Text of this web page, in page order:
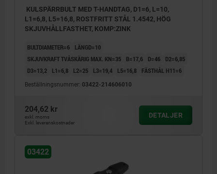
KULSPÄRRBULT MED T-HANDTAG, D1=6, L=10,
L1=6,8, L5=16,8, ROSTFRITT STÅL 1.4542, HÖG
SKJUVHÅLLFASTHET, KOMP:ZINK
BULTDIAMETER=6
LÄNGD=10
SKJUVKRAFT TVÅSKÄRIG MAX. KN=35
B=17,6 D=46
D2=6,85
D3=13,2
L1=6,8 L2=25 L3=19,4 L5=16,8 FÄSTHÅL H11=6
Beställningsnummer: 03422-214606010
204,62 kr
exkl. moms
Exkl. leveranskostnader
DETALJER
03422